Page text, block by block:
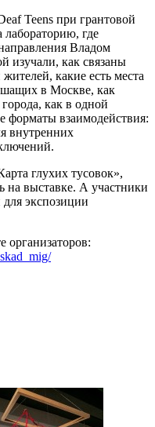
Teens при грантовой
лабораторию, где
Владом
изучали, как связаны
какие есть места
в Москве, как
как в одной
форматы взаимодействия:
внутренних
глухих тусовок»,
на выставке. А участники
для экспозиции
организаторов: